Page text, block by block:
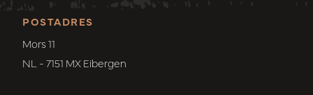
POSTADRES
Mors 11
NL - 7151 MX Eibergen